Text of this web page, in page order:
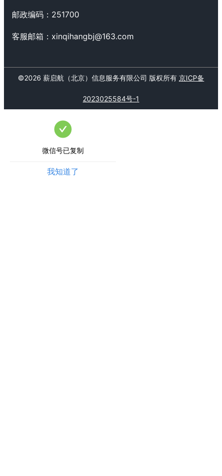
邮政编码： 251700
客服邮箱： xinqihangbj@163.com
©2026 薪启航（北京）信息服务有限公司 版权所有 京ICP备
2023025584号-1
微信号已复制
我知道了